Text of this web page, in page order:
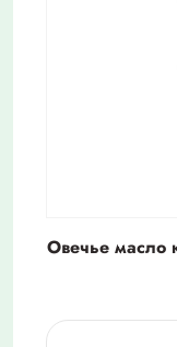
Овечье масло